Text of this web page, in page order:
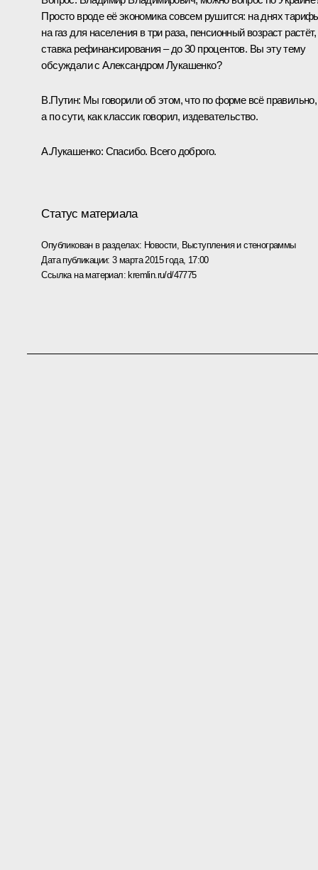
Просто вроде её экономика совсем рушится: на днях
на газ для населения в три раза, пенсионный возраст растёт,
ставка рефинансирования – до 30 процентов. Вы эту тему
обсуждали с Александром Лукашенко?
В.Путин: Мы говорили об этом, что по форме всё правильно,
а по сути, как классик говорил, издевательство.
А.Лукашенко: Спасибо. Всего доброго.
Статус материала
Опубликован в разделах: Новости, Выступления и стенограммы
Дата публикации:3 марта 2015 года, 17:00
Ссылка на материал:kremlin.ru/d/47775